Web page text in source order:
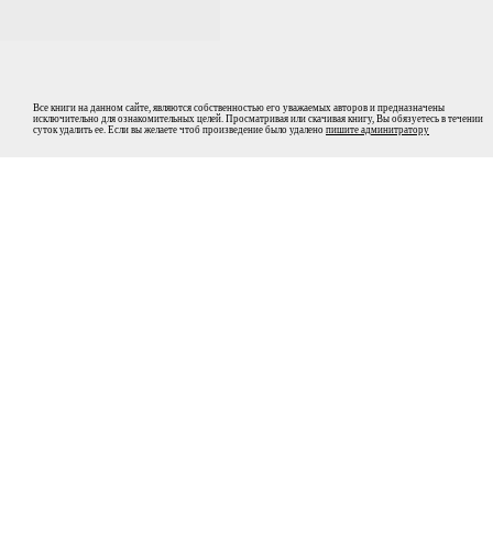
Все книги на данном сайте, являются собственностью его уважаемых авторов и предназначены
исключительно для ознакомительных целей. Просматривая или скачивая книгу, Вы обязуетесь в течении
суток удалить ее. Если вы желаете чтоб произведение было удалено пишите админитратору